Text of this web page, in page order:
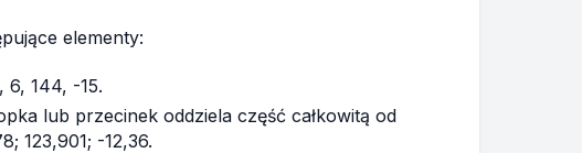
elementy:
6, 144, -15.
lub przecinek oddziela część całkowitą od
123,901; -12,36.